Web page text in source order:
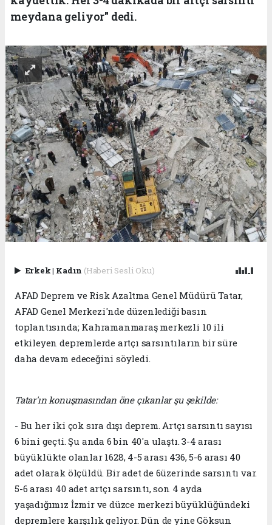
meydana geliyor" dedi.
Erkek| Kadın (Haberi Sesli Oku)
AFAD Deprem ve Risk Azaltma Genel Müdürü Tatar,
AFAD Genel Merkezi'nde düzenlediği basın
toplantısında; Kahramanmaraş merkezli 10 ili
etkileyen depremlerde artçı sarsıntıların bir süre
daha devam edeceğini söyledi.
Tatar'ın konuşmasından öne çıkanlar şu şekilde:
- Bu her iki çok sıra dışı deprem. Artçı sarsıntı sayısı
6 bini geçti. Şu anda 6 bin 40'a ulaştı. 3-4 arası
büyüklükte olanlar 1628, 4-5 arası 436, 5-6 arası 40
adet olarak ölçüldü. Bir adet de 6üzerinde sarsıntı var.
5-6 arası 40 adet artçı sarsıntı, son 4 ayda
yaşadığımız İzmir ve düzce merkezi büyüklüğündeki
depremlere karşılık geliyor. Dün de yine Göksun